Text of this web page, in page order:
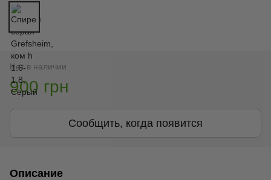
Нет в наличии
900 грн
Сообщить, когда появится
Описание